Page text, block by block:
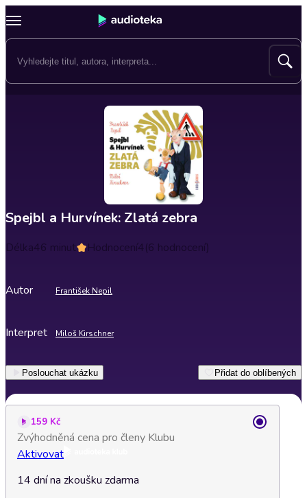
Spejbl a Hurvínek: Zlatá zebra
Délka46 minut Hodnocení4(6 hodnocení)
Autor František Nepil
Interpret Miloš Kirschner
Poslouchat ukázku Přidat do oblíbených
159 Kč
Zvýhodněná cena pro členy Klubu
Aktivovat
14 dní na zkoušku zdarma